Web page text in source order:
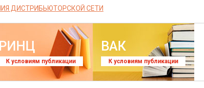
ДИСТРИБЬЮТОРСКОЙ СЕТИ
РИНЦ
К условиям публикации
ВАК
К условиям публикации